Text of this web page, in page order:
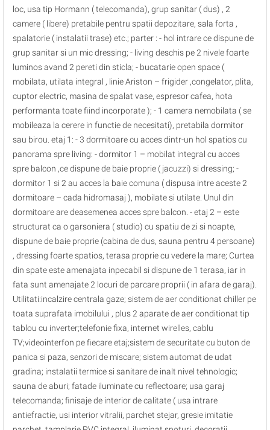
loc, usa tip Hormann ( telecomanda), grup sanitar ( dus) , 2
camere ( libere) pretabile pentru spatii depozitare, sala forta ,
spalatorie ( instalatii trase) etc.; parter : - hol intrare ce dispune de
grup sanitar si un mic dressing; - living deschis pe 2 nivele foarte
luminos avand 2 pereti din sticla; - bucatarie open space (
mobilata, utilata integral , linie Ariston – frigider ,congelator, plita,
cuptor electric, masina de spalat vase, espresor cafea, hota
performanta toate fiind incorporate ); - 1 camera nemobilata ( se
mobileaza la cerere in functie de necesitati), pretabila dormitor
sau birou. etaj 1: - 3 dormitoare cu acces dintr-un hol spatios cu
panorama spre living: - dormitor 1 – mobilat integral cu acces
spre balcon ,ce dispune de baie proprie ( jacuzzi) si dressing; -
dormitor 1 si 2 au acces la baie comuna ( dispusa intre aceste 2
dormitoare – cada hidromasaj ), mobilate si utilate. Unul din
dormitoare are deasemenea acces spre balcon. - etaj 2 – este
structurat ca o garsoniera ( studio) cu spatiu de zi si noapte,
dispune de baie proprie (cabina de dus, sauna pentru 4 persoane)
, dressing foarte spatios, terasa proprie cu vedere la mare; Curtea
din spate este amenajata inpecabil si dispune de 1 terasa, iar in
fata sunt amenajate 2 locuri de parcare proprii ( in afara de garaj).
Utilitati:incalzire centrala gaze; sistem de aer conditionat chiller pe
toata suprafata imobilului , plus 2 aparate de aer conditionat tip
tablou cu inverter;telefonie fixa, internet wirelles, cablu
TV;videointerfon pe fiecare etaj;sistem de securitate cu buton de
panica si paza, senzori de miscare; sistem automat de udat
gradina; instalatii termice si sanitare de inalt nivel tehnologic;
sauna de aburi; fatade iluminate cu reflectoare; usa garaj
telecomanda; finisaje de interior de calitate ( usa intrare
antiefractie, usi interior vitralii, parchet stejar, gresie imitatie